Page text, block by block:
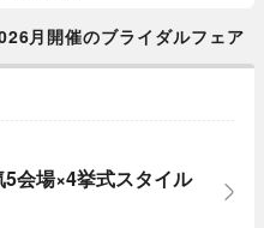
月開催のブライダルフェア
会場×4挙式スタイル